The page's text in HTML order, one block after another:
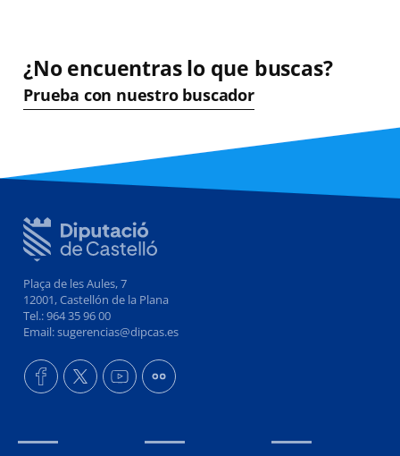
¿No encuentras lo que buscas?
Prueba con nuestro buscador
Plaça de les Aules, 7
12001, Castellón de la Plana
Tel.: 964 35 96 00
Email: sugerencias@dipcas.es